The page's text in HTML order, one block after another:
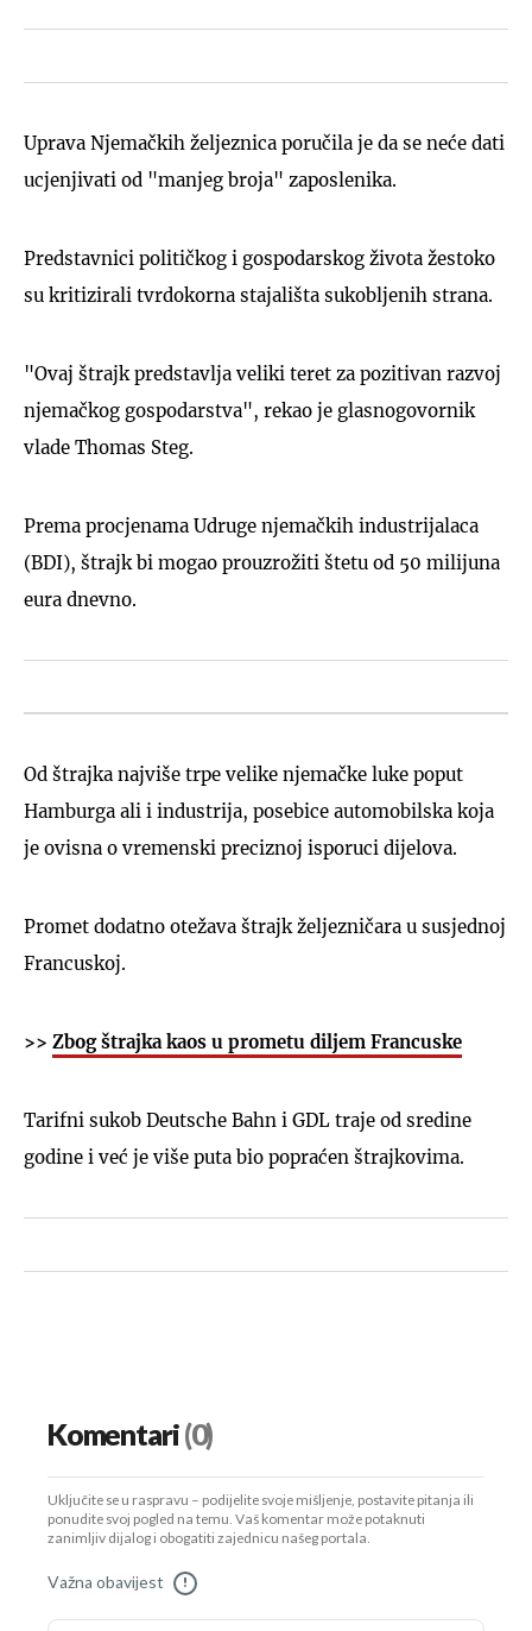
Uprava Njemačkih željeznica poručila je da se neće dati
ucjenjivati od "manjeg broja" zaposlenika.
Predstavnici političkog i gospodarskog života žestoko
su kritizirali tvrdokorna stajališta sukobljenih strana.
"Ovaj štrajk predstavlja veliki teret za pozitivan razvoj
njemačkog gospodarstva", rekao je glasnogovornik
vlade Thomas Steg.
Prema procjenama Udruge njemačkih industrijalaca
(BDI), štrajk bi mogao prouzrožiti štetu od 50 milijuna
eura dnevno.
Od štrajka najviše trpe velike njemačke luke poput
Hamburga ali i industrija, posebice automobilska koja
je ovisna o vremenski preciznoj isporuci dijelova.
Promet dodatno otežava štrajk željezničara u susjednoj
Francuskoj.
>> Zbog štrajka kaos u prometu diljem Francuske
Tarifni sukob Deutsche Bahn i GDL traje od sredine
godine i već je više puta bio popraćen štrajkovima.
Komentari(0)
Uključite se u raspravu – podijelite svoje mišljenje, postavite pitanja ili
ponudite svoj pogled na temu. Vaš komentar može potaknuti
zanimljiv dijalog i obogatiti zajednicu našeg portala.
Važna obavijest !